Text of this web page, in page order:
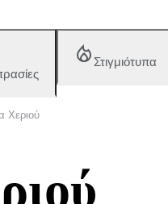
Στιγμιότυπα
Χεριού